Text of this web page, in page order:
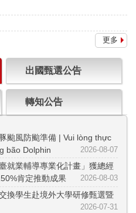
更多
出國甄選公告
轉知公告
颱風防颱準備 | Vui lòng thực
bão Dolphin
2026-08-07
就業輔導專業化計畫」獲總經
肯定推動成果
2026-08-03
換學生赴境外大學研修甄選暨
2026-07-31